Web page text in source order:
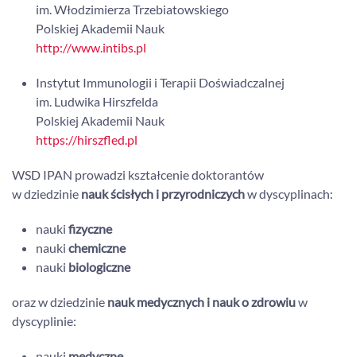
im. Włodzimierza Trzebiatowskiego
Polskiej Akademii Nauk
http://www.intibs.pl
Instytut Immunologii i Terapii Doświadczalnej
im. Ludwika Hirszfelda
Polskiej Akademii Nauk
https://hirszfled.pl
WSD IPAN prowadzi kształcenie doktorantów
w dziedzinie nauk ścisłych i przyrodniczychw dyscyplinach:
nauki fizyczne
nauki chemiczne
nauki biologiczne
oraz w dziedzinie nauk medycznych i nauk o zdrowiuw
dyscyplinie: